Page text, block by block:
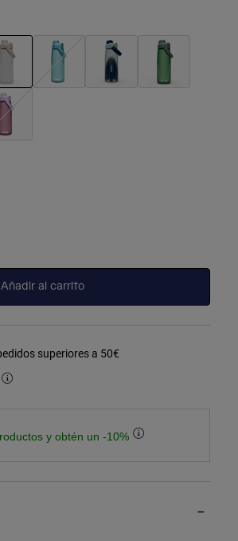
seleccionado
Añadir al carrito
superiores a 50€
y obtén un -10%